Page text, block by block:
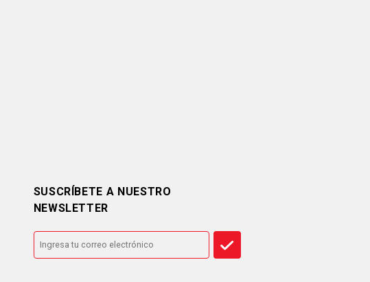
SUSCRÍBETE A NUESTRO
NEWSLETTER